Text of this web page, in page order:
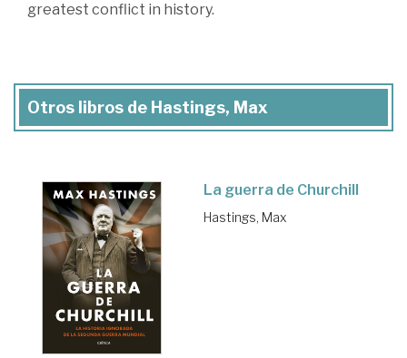
greatest conflict in history.
Otros libros de Hastings, Max
La guerra de Churchill
Hastings, Max